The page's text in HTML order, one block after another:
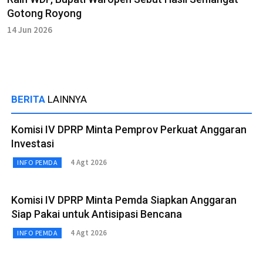
Gotong Royong
14 Jun 2026
BERITA LAINNYA
Komisi IV DPRP Minta Pemprov Perkuat Anggaran
Investasi
INFO PEMDA 4 Agt 2026
Komisi IV DPRP Minta Pemda Siapkan Anggaran
Siap Pakai untuk Antisipasi Bencana
INFO PEMDA 4 Agt 2026